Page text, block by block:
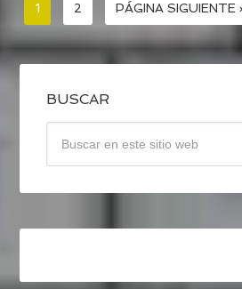
1 2 PÁGINA SIGUIENTE
BUSCAR